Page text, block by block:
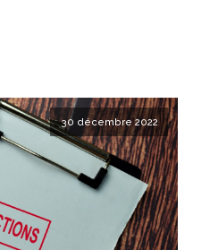
30 décembre 2022